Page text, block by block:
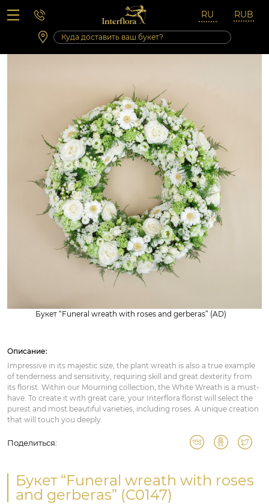
Вопросы-ответы
Сб 10:00 ‐ 14:00
Выходные и праздничные дни
Букет “Funeral wreath with roses and gerberas” (AD)
Описание:
Impressive in its majestic size, the plant wreath is also a true example
of tenderness and sensitivity, requiring skill and great dexterity from
its florist. Within our Mourning collection, the White Wreath is a must-
have. To create it with great care, your Interflora florist will select the
purest and most beautiful varieties, including roses. A unique creation
that will touch you deeply.
Поделиться:
Букет “Funeral wreath with roses
and gerberas” (C0147)